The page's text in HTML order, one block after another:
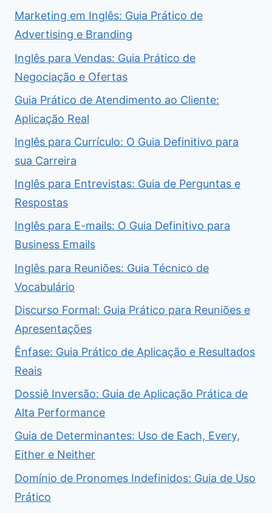
Marketing em Inglês: Guia Prático de
Advertising e Branding
Inglês para Vendas: Guia Prático de
Negociação e Ofertas
Guia Prático de Atendimento ao Cliente:
Aplicação Real
Inglês para Currículo: O Guia Definitivo para
sua Carreira
Inglês para Entrevistas: Guia de Perguntas e
Respostas
Inglês para E-mails: O Guia Definitivo para
Business Emails
Inglês para Reuniões: Guia Técnico de
Vocabulário
Discurso Formal: Guia Prático para Reuniões e
Apresentações
Ênfase: Guia Prático de Aplicação e Resultados
Reais
Dossiê Inversão: Guia de Aplicação Prática de
Alta Performance
Guia de Determinantes: Uso de Each, Every,
Either e Neither
Domínio de Pronomes Indefinidos: Guia de Uso
Prático